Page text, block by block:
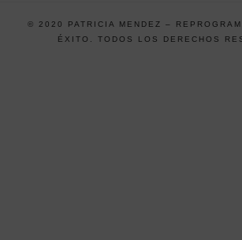
© 2020 PATRICIA MENDEZ –
ÉXITO. TODOS LOS DERECHOS